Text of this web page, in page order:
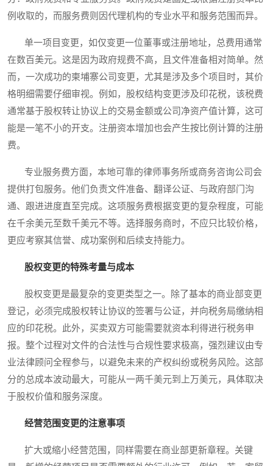
例收取的，而服务费则因代理机构的专业水平和服务范围而异。
单一项目变更，如仅变更一位董事或注册地址，总费用通常
在数百美元。这是因为政府规费不高，且文件准备相对简单。然
而，一次成功的柬埔寨公司变更，尤其是涉及多个项目时，其价
格明细需要仔细审视。例如，股权结构变更涉及印花税，该税费
通常基于股权转让协议上的交易金额或公司净资产值计算，这可
能是一笔不小的开支。注册资本增加也会产生按比例计算的注册
费。
专业服务费方面，本地可靠的律师事务所或商务咨询公司会
提供打包服务。他们负责文件准备、翻译公证、与政府部门沟
通、跟进进度直至完成。这项服务费根据变更的复杂程度，可能
在千余美元至数千美元不等。选择服务商时，不应只比较价格，
更应考察其信誉、成功案例和后续支持能力。
股权变更的特殊考量与成本
股权变更是最复杂的变更类型之一。除了基本的商业部变更
登记，必须完成股权转让协议的签署与公证，并向税务局缴纳相
应的印花税。此外，买卖双方可能需要就资本利得进行税务申
报。整个过程对文件的合法性与合规性要求极高，强烈建议由专
业法律顾问全程参与，以避免未来的产权纠纷或税务风险。这部
分的总成本波动最大，可能从一两千美元到上万美元，具体取决
于股权价值和服务深度。
经营范围变更的注意事项
扩大或缩小经营范围，同样需要在商业部更新章程。关键